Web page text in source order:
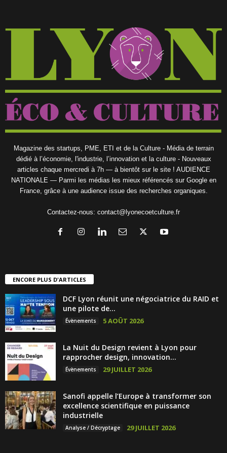
Magazine des startups, PME, ETI et de la Culture - Média de terrain
dédié à l’économie, l'industrie, l’innovation et la culture - Nouveaux
articles chaque mercredi à 7h — à bientôt sur le site ! AUDIENCE
NATIONALE — Parmi les médias les mieux référencés sur Google en
France, grâce à une audience issue des recherches organiques.
Contactez-nous: contact@lyonecoetculture.fr
ENCORE PLUS D'ARTICLES
DCF Lyon réunit une négociatrice du RAID et
une pilote de...
Évènements 5 AOÛT 2026
La Nuit du Design revient à Lyon pour
rapprocher design, innovation...
Évènements 29 JUILLET 2026
Sanofi appelle l’Europe à transformer son
excellence scientifique en puissance
industrielle
Analyse / Décryptage 29 JUILLET 2026